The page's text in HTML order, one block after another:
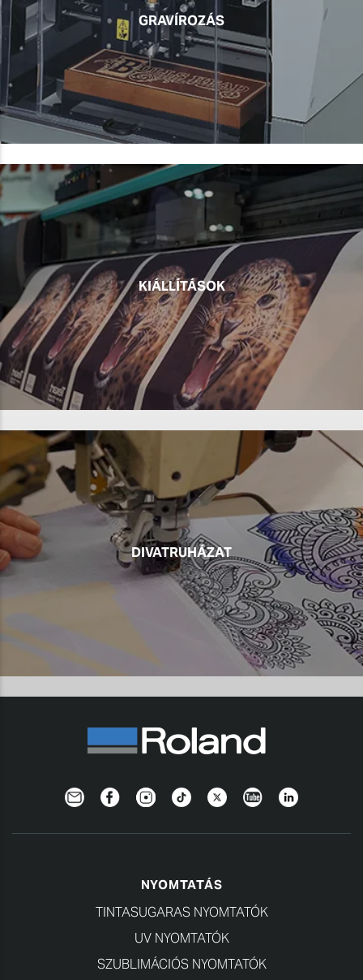
GRAVÍROZÁS
KIÁLLÍTÁSOK
DIVATRUHÁZAT
NewsletterFacebookInstagramTikTokTwitterYouTubeLinkedIn
NYOMTATÁS
TINTASUGARAS NYOMTATÓK
UV NYOMTATÓK
SZUBLIMÁCIÓS NYOMTATÓK